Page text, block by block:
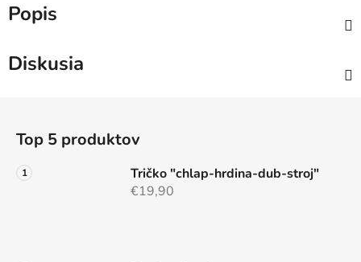
Popis
Diskusia
Top 5 produktov
Tričko "chlap-hrdina-dub-stroj"
€19,90